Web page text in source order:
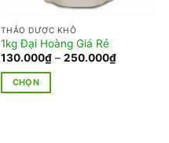
THẢO DƯỢC KHÔ
1kg Đại Hoàng Giá Rẻ
130.000₫ – 250.000₫Khoảng
giá:
CHỌN